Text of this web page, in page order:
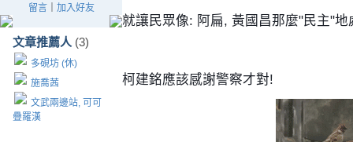
留言｜ 加入好友
文章推薦人 (3)
多硯坊 (休)
施喬茜
文武兩邊站, 可可
疊羅漢
就讓民眾像: 阿扁, 黃國昌那麼"民主"地
柯建銘應該感謝警察才對!